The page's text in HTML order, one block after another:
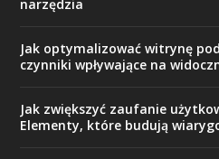
narzędzia
Jak optymalizować witrynę
czynniki wpływające na
Jak zwiększyć zaufanie
Elementy, które budują